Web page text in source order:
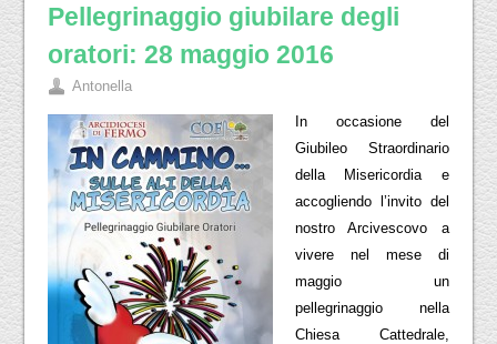
Pellegrinaggio giubilare degli
oratori: 28 maggio 2016
Antonella
In occasione del
Giubileo Straordinario
della Misericordia e
accogliendo l’invito del
nostro Arcivescovo a
vivere nel mese di
maggio un
pellegrinaggio nella
Chiesa Cattedrale,